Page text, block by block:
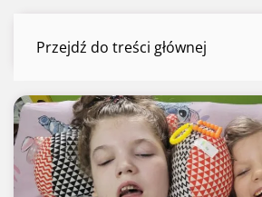
Przejdź do treści głównejOliwia i Ola Orda